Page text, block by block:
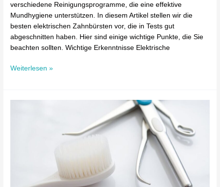
verschiedene Reinigungsprogramme, die eine effektive
Mundhygiene unterstützen. In diesem Artikel stellen wir die
besten elektrischen Zahnbürsten vor, die in Tests gut
abgeschnitten haben. Hier sind einige wichtige Punkte, die Sie
beachten sollten. Wichtige Erkenntnisse Elektrische
Weiterlesen »